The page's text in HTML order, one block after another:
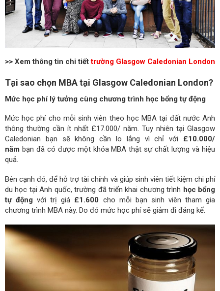
>> Xem thông tin chi tiếttrường Glasgow Caledonian London
Tại sao chọn MBA tại Glasgow Caledonian London?
Mức học phí lý tưởng cùng chương trình học bổng tự động
Mức học phí cho mỗi sinh viên theo học MBA tại đất nước Anh
thông thường cần ít nhất £17.000/ năm. Tuy nhiên tại Glasgow
Caledonian bạn sẽ không cần lo lắng vì chỉ với £10.000/
năm bạn đã có được một khóa MBA thật sự chất lượng và hiệu
quả.
Bên cạnh đó, để hỗ trợ tài chính và giúp sinh viên tiết kiệm chi phí
du học tại Anh quốc, trường đã triển khai chương trình học bổng
tự động với trị giá £1.600 cho mỗi bạn sinh viên tham gia
chương trình MBA này. Do đó mức học phí sẽ giảm đi đáng kể.